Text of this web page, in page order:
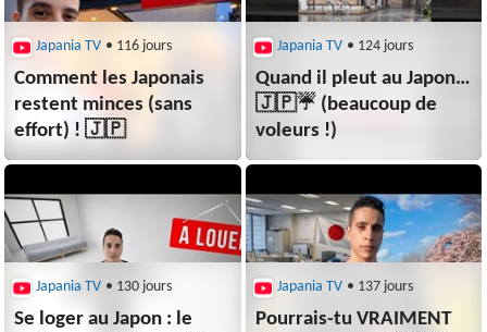
Japania TV • 116 jours
Comment les Japonais
restent minces (sans
effort) ! 🇯🇵
Japania TV • 124 jours
Quand il pleut au Japon…
🇯🇵☔️ (beaucoup de
voleurs !)
Japania TV • 130 jours
Se loger au Japon : le
Japania TV • 137 jours
Pourrais-tu VRAIMENT